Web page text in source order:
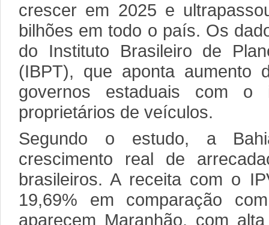
crescer em 2025 e
bilhões em todo o país. Os
do Instituto Brasileiro de
(IBPT), que aponta aumento
governos estaduais com o
proprietários de veículos.
Segundo o estudo, a
crescimento real de
brasileiros. A receita com o
19,69% em comparação
aparecem Maranhão, com